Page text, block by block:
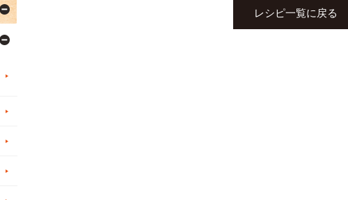
レシピ一覧に戻る